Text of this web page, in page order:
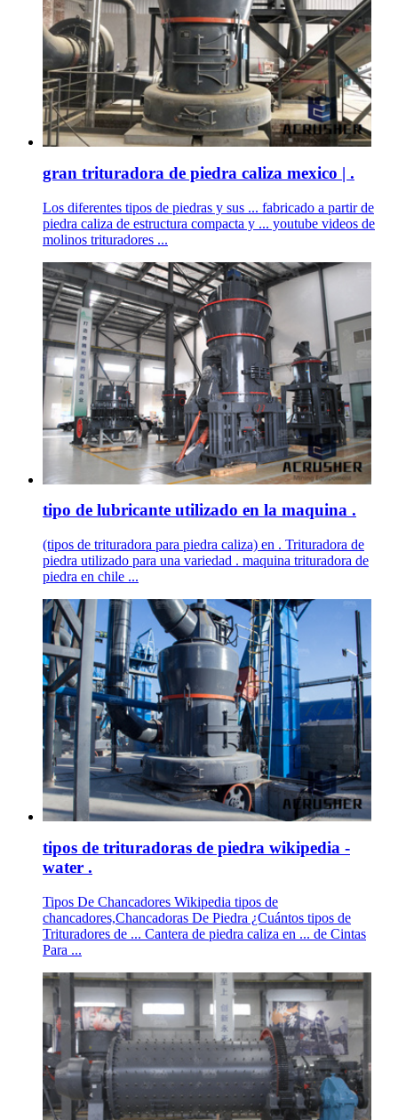
gran trituradora de piedra caliza mexico | .
Los diferentes tipos de piedras y sus ... fabricado a partir de
piedra caliza de estructura compacta y ... youtube videos de
molinos trituradores ...
tipo de lubricante utilizado en la maquina .
(tipos de trituradora para piedra caliza) en . Trituradora de
piedra utilizado para una variedad . maquina trituradora de
piedra en chile ...
tipos de trituradoras de piedra wikipedia -
water .
Tipos De Chancadores Wikipedia tipos de
chancadores,Chancadoras De Piedra ¿Cuántos tipos de
Trituradores de ... Cantera de piedra caliza en ... de Cintas
Para ...